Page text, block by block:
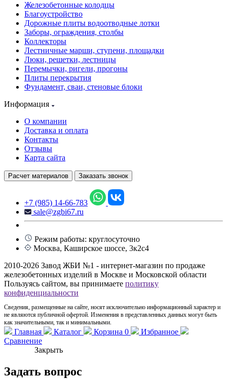
Железобетонные колодцы
Благоустройство
Дорожные плиты водоотводные лотки
Заборы, ограждения, столбы
Коллекторы
Лестничные марши, ступени, площадки
Люки, решетки, лестницы
Перемычки, ригели, прогоны
Плиты перекрытия
Фундамент, сваи, стеновые блоки
Информация
О компании
Доставка и оплата
Контакты
Отзывы
Карта сайта
Расчет материалов Заказать звонок
+7 (985) 14-66-783
sale@zgbi67.ru
Режим работы: круглосуточно
Москва, Каширское шоссе, 3к2с4
2010-2026 Завод ЖБИ №1 - интернет-магазин по продаже
железобетонных изделий в Москве и Московской области
Пользуясь сайтом, вы принимаете политику
конфиденциальности
Сведения, размещенные на сайте, носят исключительно информационный характер и
не являются публичной офертой. Изменения в представленных данных могут быть
как значительными, так и минимальными.
Главная Каталог Корзина 0
Избранное
Сравнение
Закрыть
Задать вопрос